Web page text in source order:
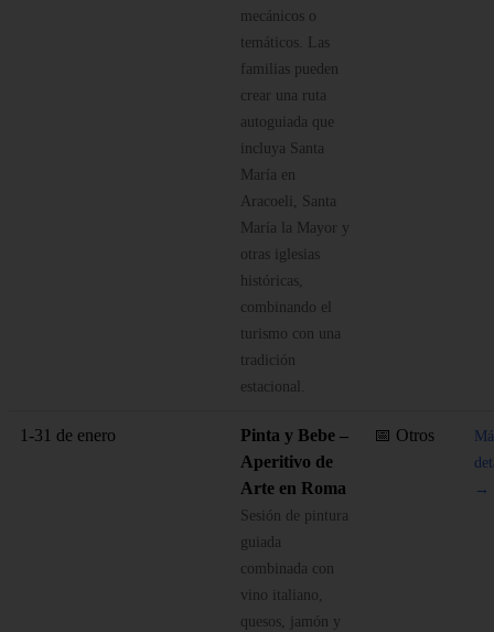
mecánicos o
temáticos. Las
familias pueden
crear una ruta
autoguiada que
incluya Santa
María en
Aracoeli, Santa
María la Mayor y
otras iglesias
históricas,
combinando el
turismo con una
tradición
estacional.
1-31 de enero
Pinta y Bebe –
Aperitivo de
Arte en Roma
Sesión de pintura
guiada
combinada con
vino italiano,
quesos, jamón y
📅 Otros
→